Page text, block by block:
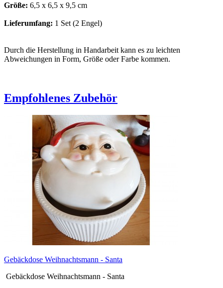
Größe: 6,5 x 6,5 x 9,5 cm
Lieferumfang: 1 Set (2 Engel)
Durch die Herstellung in Handarbeit kann es zu leichten
Abweichungen in Form, Größe oder Farbe kommen.
Empfohlenes Zubehör
Gebäckdose Weihnachtsmann - Santa
Gebäckdose Weihnachtsmann - Santa